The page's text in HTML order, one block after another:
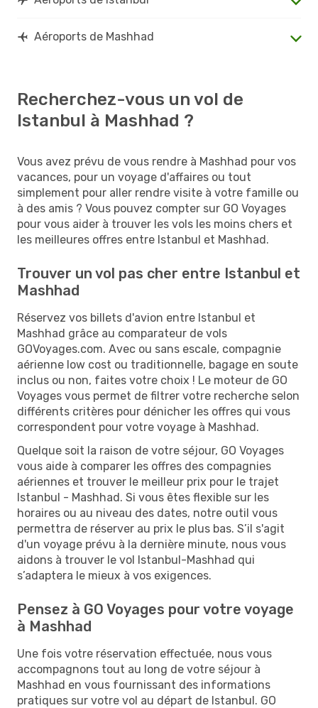
Aéroports de Mashhad
Recherchez-vous un vol de
Istanbul à Mashhad ?
Vous avez prévu de vous rendre à Mashhad pour vos
vacances, pour un voyage d'affaires ou tout
simplement pour aller rendre visite à votre famille ou
à des amis ? Vous pouvez compter sur GO Voyages
pour vous aider à trouver les vols les moins chers et
les meilleures offres entre Istanbul et Mashhad.
Trouver un vol pas cher entre Istanbul et
Mashhad
Réservez vos billets d'avion entre Istanbul et
Mashhad grâce au comparateur de vols
GOVoyages.com. Avec ou sans escale, compagnie
aérienne low cost ou traditionnelle, bagage en soute
inclus ou non, faites votre choix ! Le moteur de GO
Voyages vous permet de filtrer votre recherche selon
différents critères pour dénicher les offres qui vous
correspondent pour votre voyage à Mashhad.
Quelque soit la raison de votre séjour, GO Voyages
vous aide à comparer les offres des compagnies
aériennes et trouver le meilleur prix pour le trajet
Istanbul - Mashhad. Si vous êtes flexible sur les
horaires ou au niveau des dates, notre outil vous
permettra de réserver au prix le plus bas. S’il s'agit
d'un voyage prévu à la dernière minute, nous vous
aidons à trouver le vol Istanbul-Mashhad qui
s’adaptera le mieux à vos exigences.
Pensez à GO Voyages pour votre voyage
à Mashhad
Une fois votre réservation effectuée, nous vous
accompagnons tout au long de votre séjour à
Mashhad en vous fournissant des informations
pratiques sur votre vol au départ de Istanbul. GO